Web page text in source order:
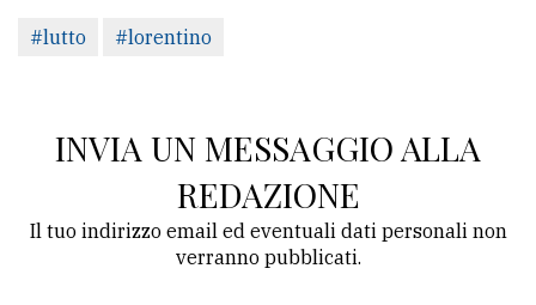
#lutto #lorentino
INVIA UN MESSAGGIO ALLA
REDAZIONE
Il tuo indirizzo email ed eventuali dati personali non
verranno pubblicati.